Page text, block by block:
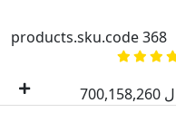
products.sku.code 368